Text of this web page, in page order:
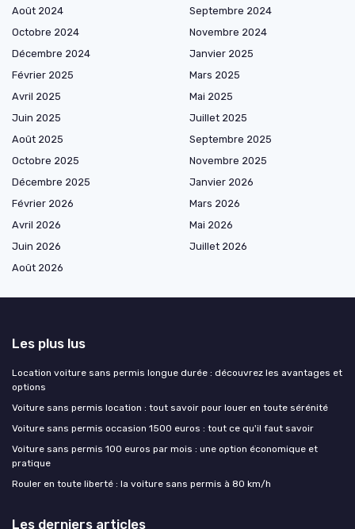
Août 2024
Septembre 2024
Octobre 2024
Novembre 2024
Décembre 2024
Janvier 2025
Février 2025
Mars 2025
Avril 2025
Mai 2025
Juin 2025
Juillet 2025
Août 2025
Septembre 2025
Octobre 2025
Novembre 2025
Décembre 2025
Janvier 2026
Février 2026
Mars 2026
Avril 2026
Mai 2026
Juin 2026
Juillet 2026
Août 2026
Les plus lus
Location voiture sans permis longue durée : découvrez les avantages et
options
Voiture sans permis location : tout savoir pour louer en toute sérénité
Voiture sans permis occasion 1500 euros : tout ce qu'il faut savoir
Voiture sans permis 100 euros par mois : une option économique et
pratique
Rouler en toute liberté : la voiture sans permis à 80 km/h
Les derniers articles